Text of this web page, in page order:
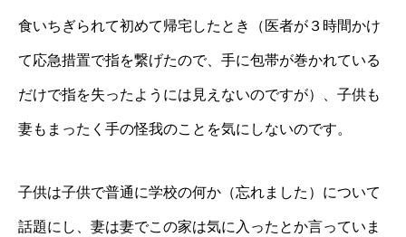
食いちぎられて初めて帰宅したとき（医者が３時間かけ
て応急措置で指を繋げたので、手に包帯が巻かれている
だけで指を失ったようには見えないのですが）、子供も
妻もまったく手の怪我のことを気にしないのです。
子供は子供で普通に学校の何か（忘れました）について
話題にし、妻は妻でこの家は気に入ったとか言っていま